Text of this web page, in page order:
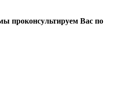
проконсультируем Вас по